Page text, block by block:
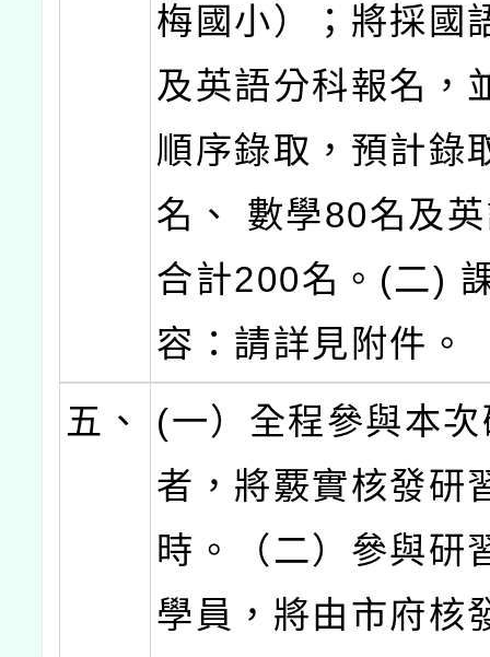
梅國小）；將採國
及英語分科報名，
順序錄取，預計錄
名、 數學80名及
合計200名。(二)
容：請詳見附件。
五、
(一）全程參與本
者，將覈實核發研
時。（二）參與研
學員，將由市府核